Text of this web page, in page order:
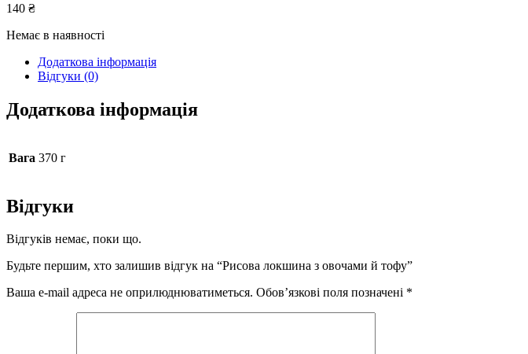
140 ₴
Немає в наявності
Додаткова інформація
Відгуки (0)
Додаткова інформація
Вага 370 г
Відгуки
Відгуків немає, поки що.
Будьте першим, хто залишив відгук на “Рисова локшина з овочами й тофу”
Ваша e-mail адреса не оприлюднюватиметься. Обов’язкові поля позначені *